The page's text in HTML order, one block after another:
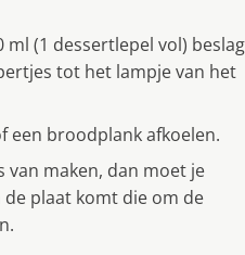
(1 dessertlepel vol) beslag
tot het lampje van het
een broodplank afkoelen.
van maken, dan moet je
plaat komt die om de